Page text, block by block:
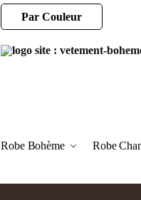
Par Couleur
Robe Bohème Robe